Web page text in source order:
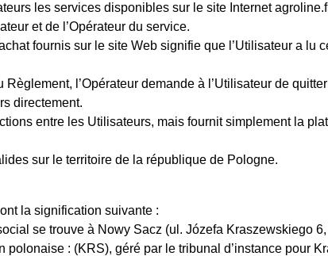
les services disponibles sur le site Internet
et de l’Opérateur du service.
fournis sur le site Web signifie que l’Utilisateur a lu
Règlement, l’Opérateur demande à l’Utilisateur de
directement.
entre les Utilisateurs, mais fournit simplement la
sur le territoire de la république de Pologne.
la signification suivante :
se trouve à Nowy Sacz (ul. Józefa Kraszewskiego
: (KRS), géré par le tribunal d’instance pour